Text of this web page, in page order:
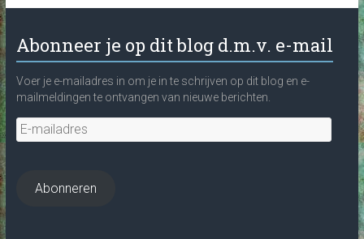
Abonneer je op dit blog d.m.v. e-mail
Voer je e-mailadres in om je in te schrijven op dit blog en e-
mailmeldingen te ontvangen van nieuwe berichten.
E-
mailadres
Abonneren